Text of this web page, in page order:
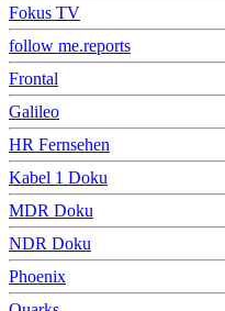
Fokus TV
follow me.reports
Frontal
Galileo
HR Fernsehen
Kabel 1 Doku
MDR Doku
NDR Doku
Phoenix